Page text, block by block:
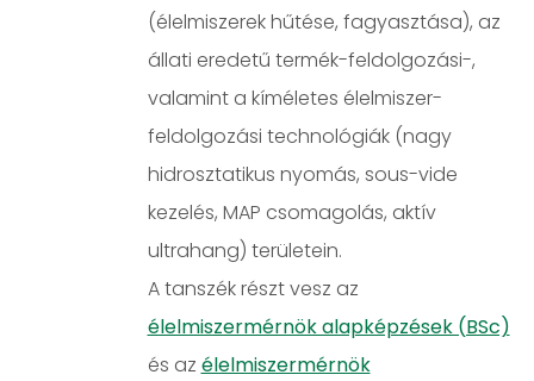
(élelmiszerek hűtése, fagyasztása), az
állati eredetű termék-feldolgozási-,
valamint a kíméletes élelmiszer-
feldolgozási technológiák (nagy
hidrosztatikus nyomás, sous-vide
kezelés, MAP csomagolás, aktív
ultrahang) területein.
A tanszék részt vesz az
élelmiszermérnök alapképzések (BSc)
és az élelmiszermérnök